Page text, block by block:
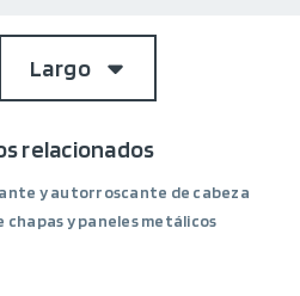
Largo
relacionados
y autorroscante de cabeza
chapas y paneles metálicos